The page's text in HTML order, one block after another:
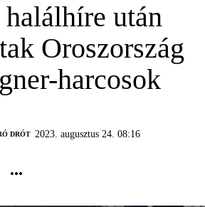
után
Oroszország
harcosok
DRÓT 2023. augusztus 24. 08:16